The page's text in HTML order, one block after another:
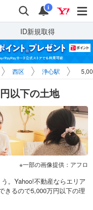
検索 通知
i
ID新規取得
西区 浄心駅
以下の土地
一部の画像提供：アフロ
。Yahoo!不動産ならエリア
きるので5,000万円以下の理